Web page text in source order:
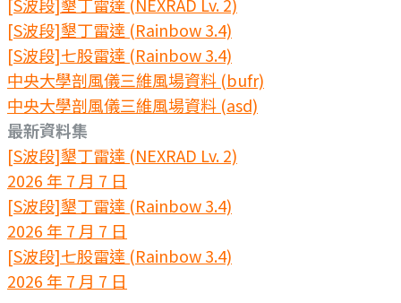
[S波段]墾丁雷達 (Rainbow 3.4)
[S波段]七股雷達 (Rainbow 3.4)
中央大學剖風儀三維風場資料 (bufr)
中央大學剖風儀三維風場資料 (asd)
最新資料集
[S波段]墾丁雷達 (NEXRAD Lv. 2)
2026 年 7 月 7 日
[S波段]墾丁雷達 (Rainbow 3.4)
2026 年 7 月 7 日
[S波段]七股雷達 (Rainbow 3.4)
2026 年 7 月 7 日